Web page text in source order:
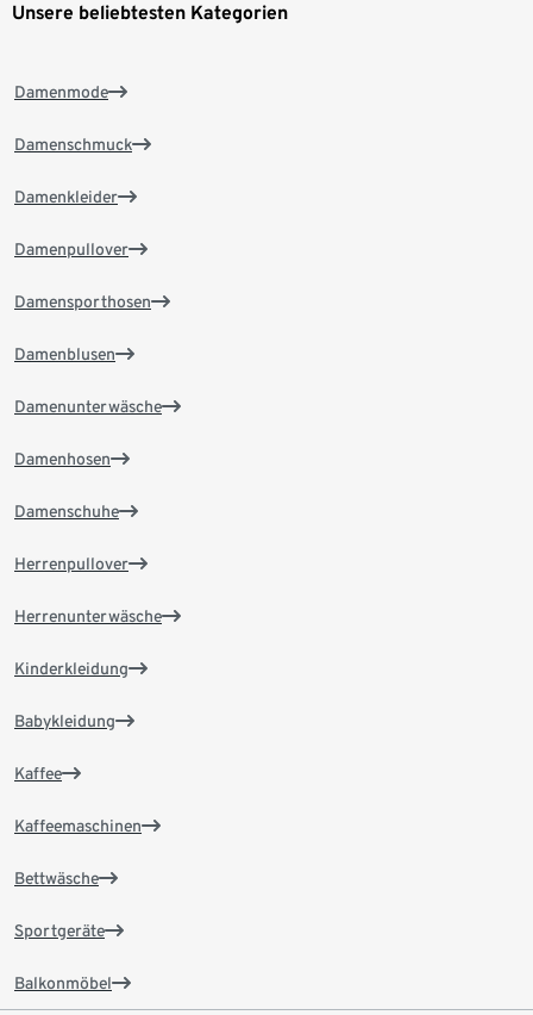
Unsere beliebtesten Kategorien
Damenmode
Damenschmuck
Damenkleider
Damenpullover
Damensporthosen
Damenblusen
Damenunterwäsche
Damenhosen
Damenschuhe
Herrenpullover
Herrenunterwäsche
Kinderkleidung
Babykleidung
Kaffee
Kaffeemaschinen
Bettwäsche
Sportgeräte
Balkonmöbel